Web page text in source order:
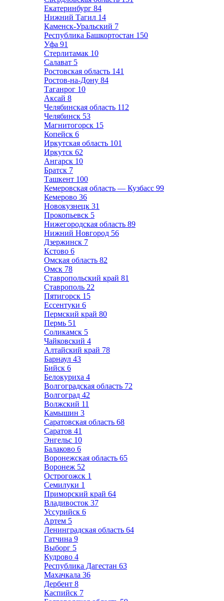
Екатеринбург 84
Нижний Тагил 14
Каменск-Уральский 7
Республика Башкортостан 150
Уфа 91
Стерлитамак 10
Салават 5
Ростовская область 141
Ростов-на-Дону 84
Таганрог 10
Аксай 8
Челябинская область 112
Челябинск 53
Магнитогорск 15
Копейск 6
Иркутская область 101
Иркутск 62
Ангарск 10
Братск 7
Ташкент 100
Кемеровская область — Кузбасс 99
Кемерово 36
Новокузнецк 31
Прокопьевск 5
Нижегородская область 89
Нижний Новгород 56
Дзержинск 7
Кстово 6
Омская область 82
Омск 78
Ставропольский край 81
Ставрополь 22
Пятигорск 15
Ессентуки 6
Пермский край 80
Пермь 51
Соликамск 5
Чайковский 4
Алтайский край 78
Барнаул 43
Бийск 6
Белокуриха 4
Волгоградская область 72
Волгоград 42
Волжский 11
Камышин 3
Саратовская область 68
Саратов 41
Энгельс 10
Балаково 6
Воронежская область 65
Воронеж 52
Острогожск 1
Семилуки 1
Приморский край 64
Владивосток 37
Уссурийск 6
Артем 5
Ленинградская область 64
Гатчина 9
Выборг 5
Кудрово 4
Республика Дагестан 63
Махачкала 36
Дербент 8
Каспийск 7